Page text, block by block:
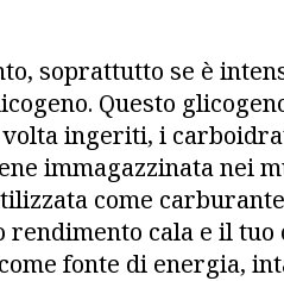
soprattutto se è
Questo
volta ingeriti, i
immagazzinata nei
come
rendimento cala e il
fonte di energia,